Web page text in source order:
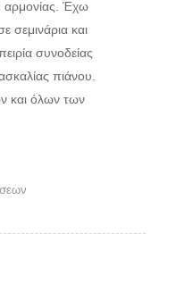
αρμονίας. Έχω
σεμινάρια και
συνοδείας
πιάνου.
και όλων των